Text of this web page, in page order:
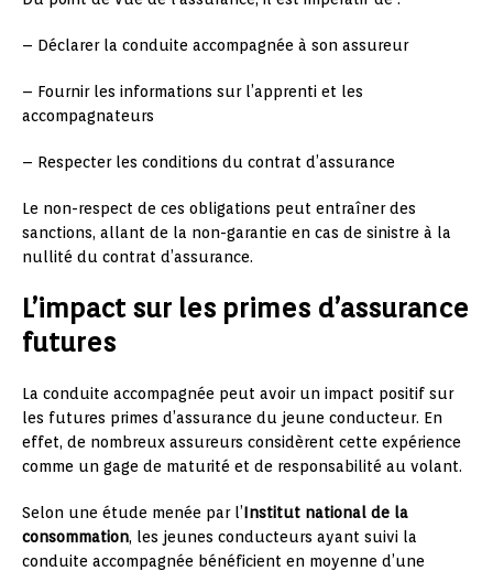
– Déclarer la conduite accompagnée à son assureur
– Fournir les informations sur l’apprenti et les
accompagnateurs
– Respecter les conditions du contrat d’assurance
Le non-respect de ces obligations peut entraîner des
sanctions, allant de la non-garantie en cas de sinistre à la
nullité du contrat d’assurance.
L’impact sur les primes d’assurance
futures
La conduite accompagnée peut avoir un impact positif sur
les futures primes d’assurance du jeune conducteur. En
effet, de nombreux assureurs considèrent cette expérience
comme un gage de maturité et de responsabilité au volant.
Selon une étude menée par l’Institut national de la
consommation, les jeunes conducteurs ayant suivi la
conduite accompagnée bénéficient en moyenne d’une